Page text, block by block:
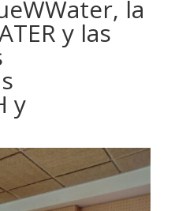
la
y las
y